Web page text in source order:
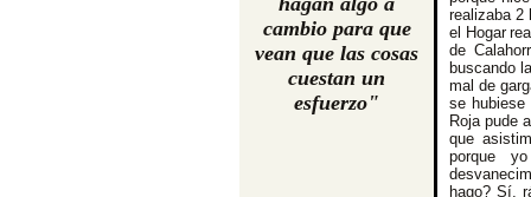
cambio para que
vean que las cosas
cuestan un
esfuerzo"
realizaba 2
el Hogar
de
buscando
mal de
se hubiese
Roja pude
que
porque
hago? Sí,